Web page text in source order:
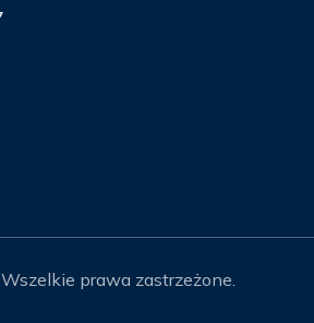
prawa zastrzeżone.